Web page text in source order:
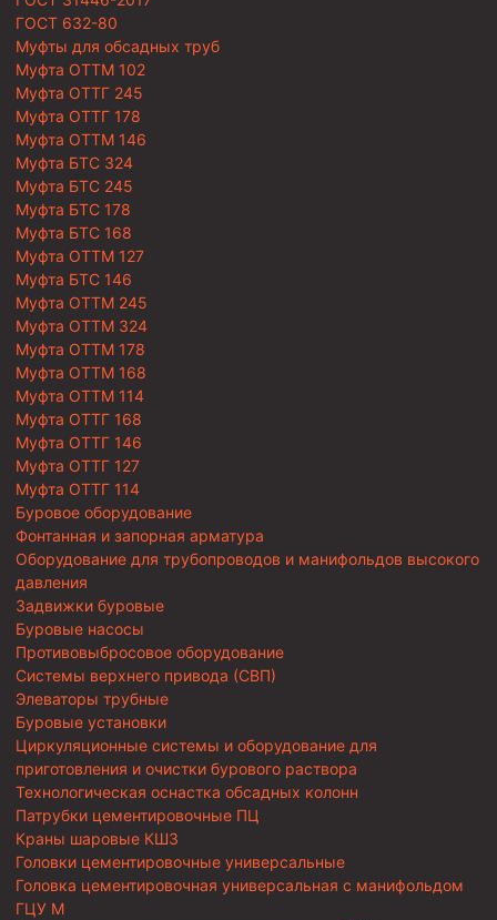
ГОСТ 632-80
Муфты для обсадных труб
Муфта ОТТМ 102
Муфта ОТТГ 245
Муфта ОТТГ 178
Муфта ОТТМ 146
Муфта БТС 324
Муфта БТС 245
Муфта БТС 178
Муфта БТС 168
Муфта ОТТМ 127
Муфта БТС 146
Муфта ОТТМ 245
Муфта ОТТМ 324
Муфта ОТТМ 178
Муфта ОТТМ 168
Муфта ОТТМ 114
Муфта ОТТГ 168
Муфта ОТТГ 146
Муфта ОТТГ 127
Муфта ОТТГ 114
Буровое оборудование
Фонтанная и запорная арматура
Оборудование для трубопроводов и манифольдов высокого
давления
Задвижки буровые
Буровые насосы
Противовыбросовое оборудование
Системы верхнего привода (СВП)
Элеваторы трубные
Буровые установки
Циркуляционные системы и оборудование для
приготовления и очистки бурового раствора
Технологическая оснастка обсадных колонн
Патрубки цементировочные ПЦ
Краны шаровые КШЗ
Головки цементировочные универсальные
Головка цементировочная универсальная с манифольдом
ГЦУ М